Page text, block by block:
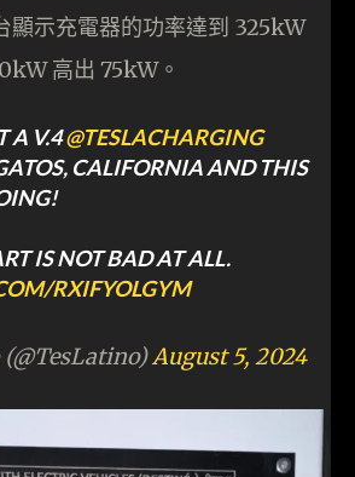
顯示充電器的功率達到 325kW
高出 75kW。
A V.4@TESLACHARGING
CALIFORNIA AND THIS
IS NOT BAD AT ALL.
RXIFYOLGYM
August 5, 2024